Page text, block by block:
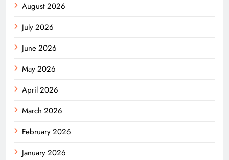
August 2026
July 2026
June 2026
May 2026
April 2026
March 2026
February 2026
January 2026